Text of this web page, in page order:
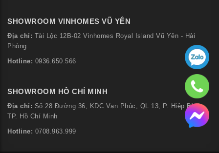
SHOWROOM VINHOMES VŨ YÊN
Địa chỉ: Tài Lộc 12B-02 Vinhomes Royal Island Vũ Yên - Hải
Phòng
Hotline: 0936.650.566
SHOWROOM HỒ CHÍ MINH
Địa chỉ: Số 28 Đường 36, KDC Vạn Phúc, QL 13, P. Hiệp Bình,
TP. Hồ Chí Minh
Hotline: 0708.963.999